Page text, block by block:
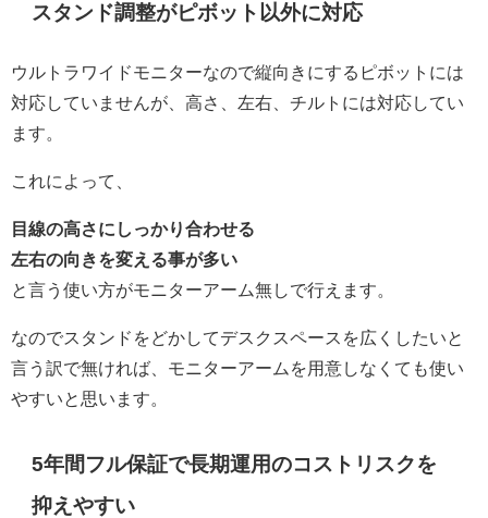
スタンド調整がピボット以外に対応
ウルトラワイドモニターなので縦向きにするピボットには
対応していませんが、高さ、左右、チルトには対応してい
ます。
これによって、
目線の高さにしっかり合わせる
左右の向きを変える事が多い
と言う使い方がモニターアーム無しで行えます。
なのでスタンドをどかしてデスクスペースを広くしたいと
言う訳で無ければ、モニターアームを用意しなくても使い
やすいと思います。
5年間フル保証で長期運用のコストリスクを
抑えやすい